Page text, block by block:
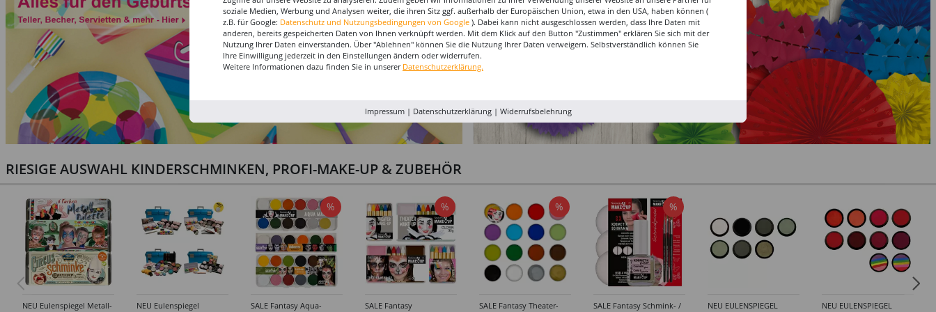
RIESIGE AUSWAHL KINDERSCHMINKEN, PROFI-MAKE-UP & ZUBEHÖR
NEU Eulenspiegel Metall-
NEU Eulenspiegel
%
SALE Fantasy Aqua-
%
SALE Fantasy
%
SALE Fantasy Theater-
%
SALE Fantasy Schmink- /
NEU EULENSPIEGEL
NEU EULENSPIEGEL
soziale Medien, Werbung und Analysen weiter, die ihren Sitz ggf. außerhalb der Europäischen Union, etwa in den USA, haben können (
z.B. für Google: Datenschutz und Nutzungsbedingungen von Google ). Dabei kann nicht ausgeschlossen werden, dass Ihre Daten mit
anderen, bereits gespeicherten Daten von Ihnen verknüpft werden. Mit dem Klick auf den Button "Zustimmen" erklären Sie sich mit der
Nutzung Ihrer Daten einverstanden. Über "Ablehnen" können Sie die Nutzung Ihrer Daten verweigern. Selbstverständlich können Sie
Ihre Einwilligung jederzeit in den Einstellungen ändern oder widerrufen.
Weitere Informationen dazu finden Sie in unserer Datenschutzerklärung.
Impressum| Datenschutzerklärung| Widerrufsbelehrung